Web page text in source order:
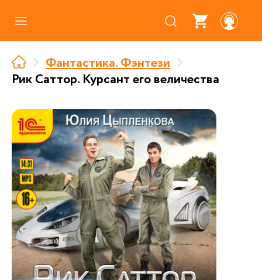
Где купить
О нас
Партнерам
Фантастика. Фэнтези
Рик Саттор. Курсант его величества